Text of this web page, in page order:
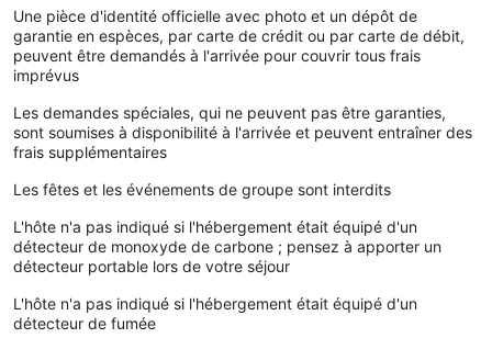
Une pièce d'identité officielle avec photo et un dépôt de
garantie en espèces, par carte de crédit ou par carte de débit,
peuvent être demandés à l'arrivée pour couvrir tous frais
imprévus
Les demandes spéciales, qui ne peuvent pas être garanties,
sont soumises à disponibilité à l'arrivée et peuvent entraîner des
frais supplémentaires
Les fêtes et les événements de groupe sont interdits
L'hôte n'a pas indiqué si l'hébergement était équipé d'un
détecteur de monoxyde de carbone ; pensez à apporter un
détecteur portable lors de votre séjour
L'hôte n'a pas indiqué si l'hébergement était équipé d'un
détecteur de fumée